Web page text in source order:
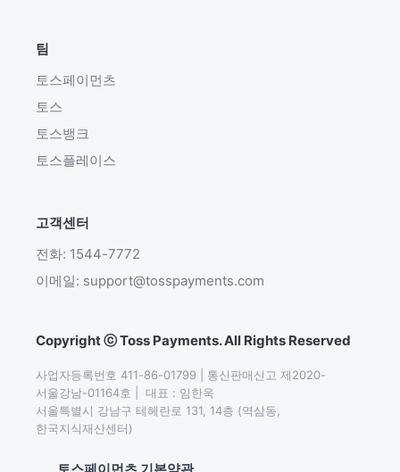
팀
토스페이먼츠
토스
토스뱅크
토스플레이스
고객센터
전화: 1544-7772
이메일: support@tosspayments.com
Copyright ⓒ Toss Payments. All Rights Reserved
사업자등록번호 411-86-01799 | 통신판매신고 제2020-
서울강남-01164호 |  대표 : 임한욱
서울특별시 강남구 테헤란로 131, 14층 (역삼동,
한국지식재산센터)